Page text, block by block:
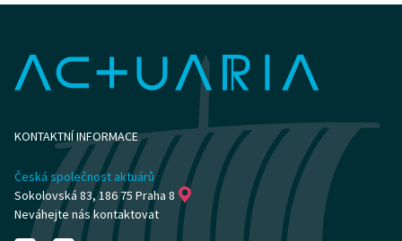
KONTAKTNÍ INFORMACE
Česká společnost aktuárů
Sokolovská 83, 186 75 Praha 8
Neváhejte nás kontaktovat